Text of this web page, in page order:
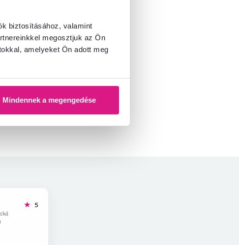
biztosításához, valamint
megosztjuk az Ön
amelyeket Ön adott meg
Mindennek a megengedése
5hviezdičiek